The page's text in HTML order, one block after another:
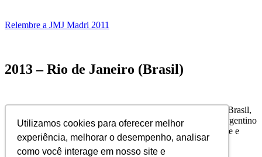
Utilizamos cookies para oferecer melhor
experiência, melhorar o desempenho, analisar
como você interage em nosso site e
Relembre a JMJ Madri 2011
2013 – Rio de Janeiro (Brasil)
A primeira JMJ do Papa Francisco foi no Rio de Janeiro, no Brasil,
em 2013. Cerca de 4 milhões de jovens rezam com o Papa argentino
“que veio da periferia do mundo”. O tema do encontro é: "Ide e
fazei discípulos entre as nações!"